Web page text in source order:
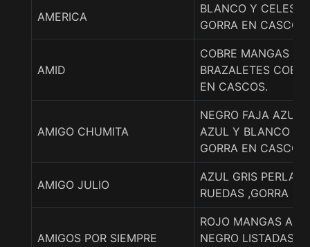
AMERICA
BLANCO Y
GORRA EN CASCOS.
AMID
COBRE MANGAS
BRAZALETES
EN CASCOS.
AMIGO CHUMITA
NEGRO FAJA AZUL
AZUL Y BLANCO
GORRA EN CASCOS
AMIGO JULIO
AZUL GRIS PERLA
RUEDAS ,GORRA
AMIGOS POR SIEMPRE
ROJO MANGAS
NEGRO LISTADAS,